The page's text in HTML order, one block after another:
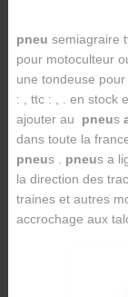
pneu semiagraire
pour motoculteur
une tondeuse
: , ttc : , . en stock
ajouter au pneus
dans toute la
pneus . pneus a
la direction des
traines et autres
accrochage aux